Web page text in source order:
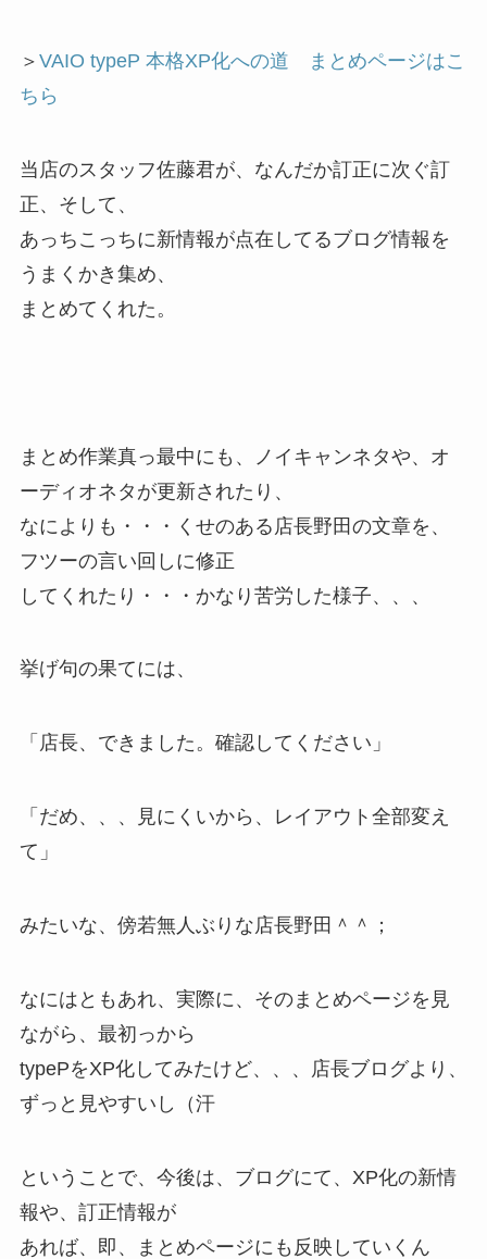
＞ VAIO typeP 本格XP化への道 まとめページはこ
ちら
当店のスタッフ佐藤君が、なんだか訂正に次ぐ訂
正、そして、
あっちこっちに新情報が点在してるブログ情報を
うまくかき集め、
まとめてくれた。
まとめ作業真っ最中にも、ノイキャンネタや、オ
ーディオネタが更新されたり、
なによりも・・・くせのある店長野田の文章を、
フツーの言い回しに修正
してくれたり・・・かなり苦労した様子、、、
挙げ句の果てには、
「店長、できました。確認してください」
「だめ、、、見にくいから、レイアウト全部変え
て」
みたいな、傍若無人ぶりな店長野田＾＾；
なにはともあれ、実際に、そのまとめページを見
ながら、最初っから
typePをXP化してみたけど、、、店長ブログより、
ずっと見やすいし（汗
ということで、今後は、ブログにて、XP化の新情
報や、訂正情報が
あれば、即、まとめページにも反映していくん